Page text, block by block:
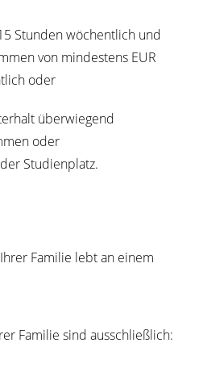
Stunden wöchentlich und
von mindestens EUR
oder
überwiegend
oder
Studienplatz.
Familie lebt an einem
Familie sind ausschließlich: